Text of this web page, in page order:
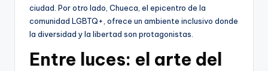
ciudad. Por otro lado, Chueca, el epicentro de la
comunidad LGBTQ+, ofrece un ambiente inclusivo donde
la diversidad y la libertad son protagonistas.
Entre luces: el arte del